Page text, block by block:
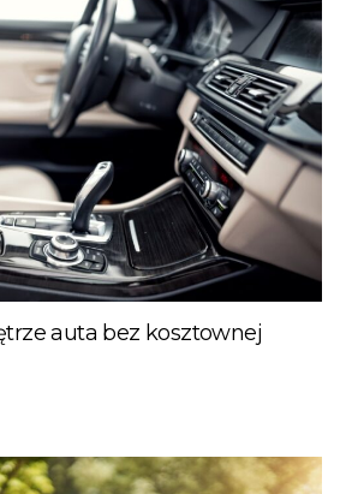
auta bez kosztownej